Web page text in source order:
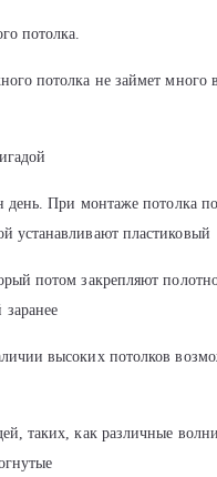
потолка.
потолка не займет много
день. При монтаже потолка по
устанавливают пластиковый
потом закрепляют
высоких потолков
таких, как различные